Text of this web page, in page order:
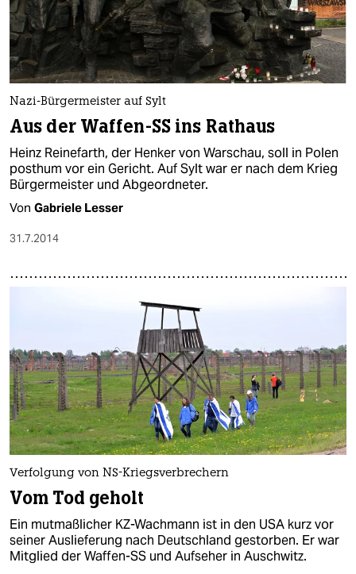
Nazi-Bürgermeister auf Sylt
Aus der Waffen-SS ins Rathaus
Heinz Reinefarth, der Henker von Warschau, soll in Polen
posthum vor ein Gericht. Auf Sylt war er nach dem Krieg
Bürgermeister und Abgeordneter.
Von Gabriele Lesser
31.7.2014
Verfolgung von NS-Kriegsverbrechern
Vom Tod geholt
Ein mutmaßlicher KZ-Wachmann ist in den USA kurz vor
seiner Auslieferung nach Deutschland gestorben. Er war
Mitglied der Waffen-SS und Aufseher in Auschwitz.